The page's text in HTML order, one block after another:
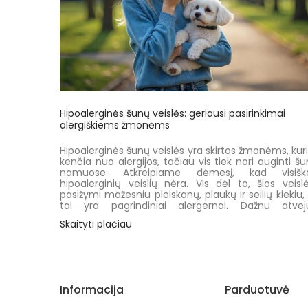
Hipoalerginės šunų veislės: geriausi pasirinkimai
alergiškiems žmonėms
Hipoalerginės šunų veislės yra skirtos žmonėms,
kenčia nuo alergijos, tačiau vis tiek nori auginti
namuose. Atkreipiame dėmesį, kad
hipoalerginių veislių nėra. Vis dėl to, šios
pasižymi mažesniu pleiskanų, plaukų ir seilių kiekiu,
tai yra pagrindiniai alergernai. Dažnu
hipoalerginės veislės gali būti vienintelis sprendimas
jautresniems, į alergijas linkusiems žmonėms.
suteikia šansą daugiau žmonių džiaugtis augintinio
Skaityti plačiau
Informacija Parduotuvė